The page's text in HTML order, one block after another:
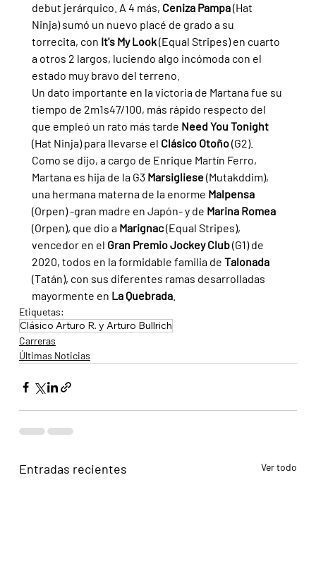
debut jerárquico. A 4 más, Ceniza Pampa (Hat
Ninja) sumó un nuevo placé de grado a su
torrecita, con It's My Look (Equal Stripes) en cuarto
a otros 2 largos, luciendo algo incómoda con el
estado muy bravo del terreno.
Un dato importante en la victoria de Martana fue su
tiempo de 2m1s47/100, más rápido respecto del
que empleó un rato más tarde Need You Tonight
(Hat Ninja) para llevarse el Clásico Otoño (G2).
Como se dijo, a cargo de Enrique Martín Ferro,
Martana es hija de la G3 Marsigliese (Mutakddim),
una hermana materna de la enorme Malpensa
(Orpen) -gran madre en Japón- y de Marina Romea
(Orpen), que dio a Marignac (Equal Stripes),
vencedor en el Gran Premio Jockey Club (G1) de
2020, todos en la formidable familia de Talonada
(Tatán), con sus diferentes ramas desarrolladas
mayormente en La Quebrada.
Etiquetas:
Clásico Arturo R. y Arturo Bullrich
Carreras
Últimas Noticias
Entradas recientes Ver todo